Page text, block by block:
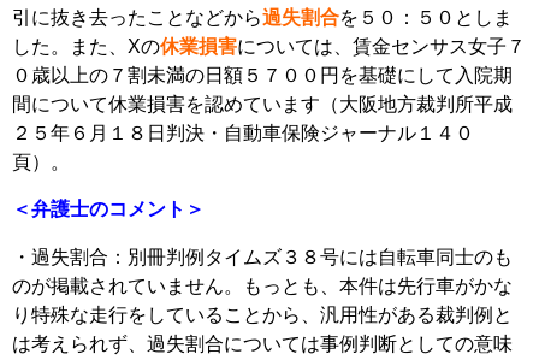
引に抜き去ったことなどから過失割合を５０：５０としま
した。また、Xの休業損害については、賃金センサス女子７
０歳以上の７割未満の日額５７００円を基礎にして入院期
間について休業損害を認めています（大阪地方裁判所平成
２５年６月１８日判決・自動車保険ジャーナル１４０
頁）。
＜弁護士のコメント＞
・過失割合：別冊判例タイムズ３８号には自転車同士のも
のが掲載されていません。もっとも、本件は先行車がかな
り特殊な走行をしていることから、汎用性がある裁判例と
は考えられず、過失割合については事例判断としての意味